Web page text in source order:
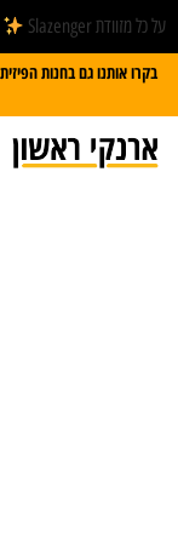
על כל מזוודת Slazenger